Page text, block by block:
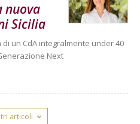
nuova
Sicilia
un CdA integralmente under 40
Next
articoli